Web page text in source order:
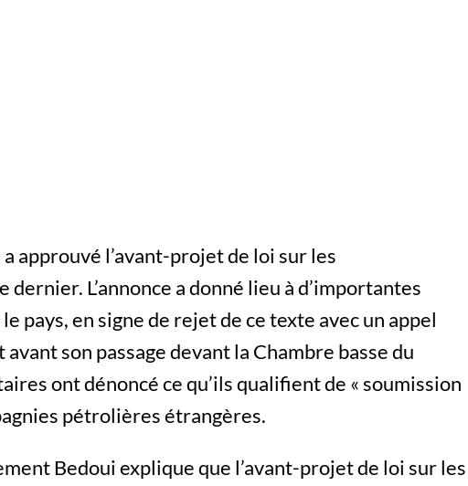
approuvé l’avant-projet de loi sur les
L’annonce a donné lieu à d’importantes
pays, en signe de rejet de ce texte avec un appel
son passage devant la Chambre basse du
ont dénoncé ce qu’ils qualifient de « soumission
pétrolières étrangères.
Bedoui explique que l’avant-projet de loi sur les